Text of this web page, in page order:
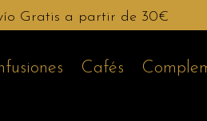
Gratis a partir de 30€
Cafés